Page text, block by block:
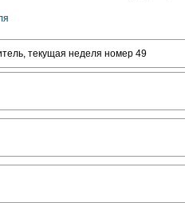
текущая неделя номер 49